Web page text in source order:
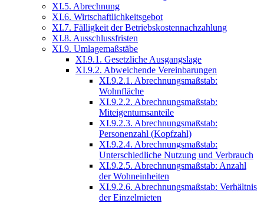
XI.5. Abrechnung
XI.6. Wirtschaftlichkeitsgebot
XI.7. Fälligkeit der Betriebskostennachzahlung
XI.8. Ausschlussfristen
XI.9. Umlagemaßstäbe
XI.9.1. Gesetzliche Ausgangslage
XI.9.2. Abweichende Vereinbarungen
XI.9.2.1. Abrechnungsmaßstab:
Wohnfläche
XI.9.2.2. Abrechnungsmaßstab:
Miteigentumsanteile
XI.9.2.3. Abrechnungsmaßstab:
Personenzahl (Kopfzahl)
XI.9.2.4. Abrechnungsmaßstab:
Unterschiedliche Nutzung und Verbrauch
XI.9.2.5. Abrechnungsmaßstab: Anzahl
der Wohneinheiten
XI.9.2.6. Abrechnungsmaßstab: Verhältnis
der Einzelmieten